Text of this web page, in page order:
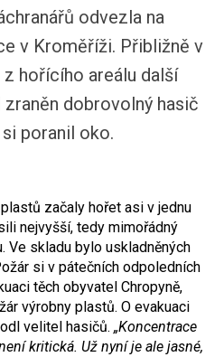
odvezla na
v Kroměříži. Přibližně v
hořícího areálu další
dobrovolný hasič
poranil oko.
začaly hořet asi v jednu
nejvyšší, tedy mimořádný
Ve skladu bylo uskladněných
si v pátečních odpoledních
těch obyvatel Chropyně,
výrobny plastů. O evakuaci
velitel hasičů. „Koncentrace
kritická. Už nyní je ale jasné,